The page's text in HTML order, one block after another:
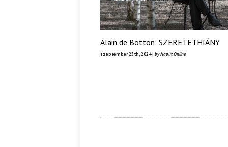
Alain de Botton: SZERETETHIÁNY
szeptember 25th, 2024 | by Napút Online